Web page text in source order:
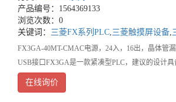
产品编号：1564369133
浏览次数：0
关键词： 三菱FX系列PLC,三菱触摸屏设备,
FX3GA-40MT-CMAC电源，24入，16出，晶体管漏
USB接口FX3GA是一款紧凑型PLC，建议的设计
能。通过强化后的内置功能及灵活的扩
在线询价